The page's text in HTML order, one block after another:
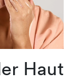
Haut